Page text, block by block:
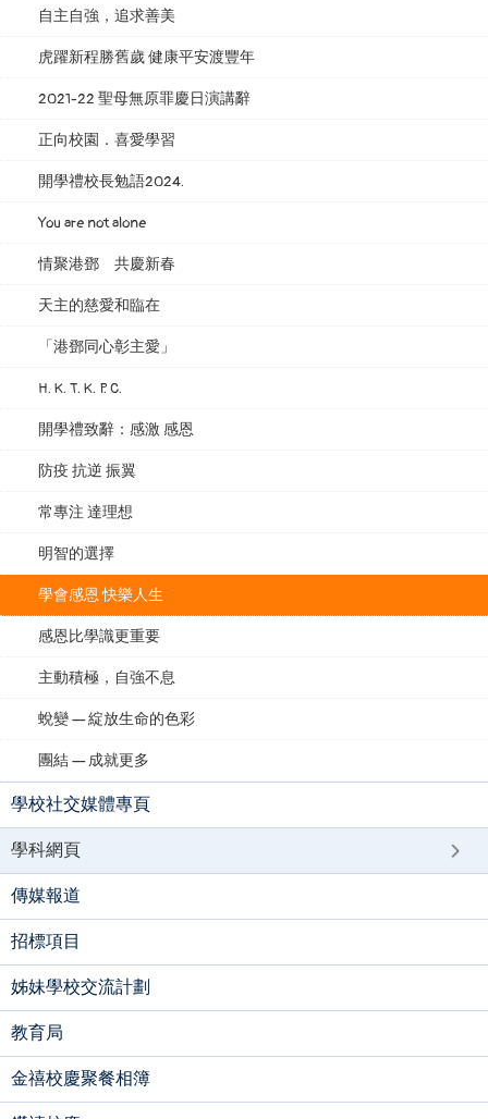
自主自強，追求善美
虎躍新程勝舊歲 健康平安渡豐年
2021-22 聖母無原罪慶日演講辭
正向校園．喜愛學習
開學禮校長勉語2024.
You are not alone
情聚港鄧 共慶新春
天主的慈愛和臨在
「港鄧同心彰主愛」
H. K. T. K. P. C.
開學禮致辭：感激 感恩
防疫 抗逆 振翼
常專注 達理想
明智的選擇
學會感恩 快樂人生
感恩比學識更重要
主動積極，自強不息
蛻變 — 綻放生命的色彩
團結 — 成就更多
學校社交媒體專頁
學科網頁
傳媒報道
招標項目
姊妹學校交流計劃
教育局
金禧校慶聚餐相簿